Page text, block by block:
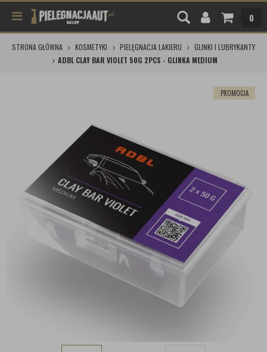
0
STRONA GŁÓWNA KOSMETYKI PIELĘGNACJA LAKIERU
GLINKI I LUBRYKANTY
ADBL CLAY BAR VIOLET 50G 2PCS - GLINKA MEDIUM
PROMOCJA